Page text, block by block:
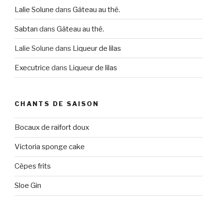
Lalie Solune dans Gâteau au thé.
Sabtan dans Gâteau au thé.
Lalie Solune dans Liqueur de lilas
Executrice dans Liqueur de lilas
CHANTS DE SAISON
Bocaux de raifort doux
Victoria sponge cake
Cèpes frits
Sloe Gin